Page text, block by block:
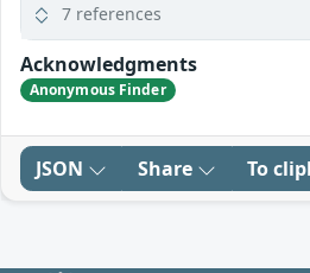
7 references
Acknowledgments
Anonymous Finder
JSON Share To